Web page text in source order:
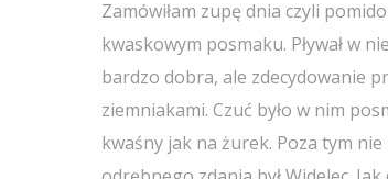
Zamówiłam zupę dnia czyli
kwaskowym posmaku. Pływał w
bardzo dobra, ale zdecydowanie
ziemniakami. Czuć było w nim
kwaśny jak na żurek. Poza tym